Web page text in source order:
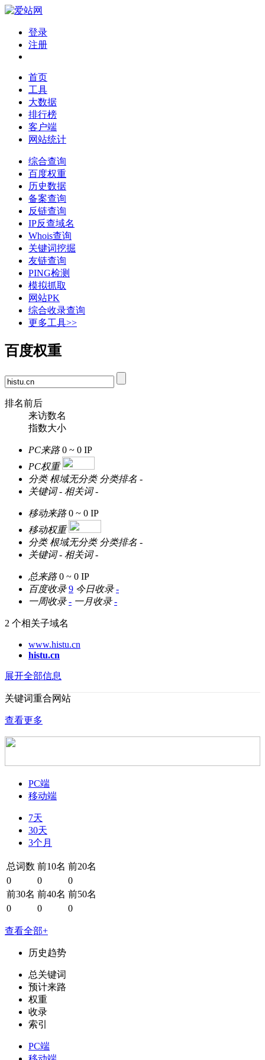
登录
注册
首页
工具
大数据
排行榜
客户端
网站统计
综合查询
百度权重
历史数据
备案查询
反链查询
IP反查域名
Whois查询
关键词挖掘
友链查询
PING检测
模拟抓取
网站PK
综合收录查询
更多工具>>
百度权重
排名前后
来访数名
指数大小
PC来路 0 ~ 0 IP
PC权重
分类 根域无分类 分类排名 -
关键词 - 相关词 -
移动来路 0 ~ 0 IP
移动权重
分类 根域无分类 分类排名 -
关键词 - 相关词 -
总来路 0 ~ 0 IP
百度收录 9 今日收录 -
一周收录 - 一月收录 -
2 个相关子域名
www.histu.cn
histu.cn
展开全部信息
关键词重合网站
查看更多
PC端
移动端
7天
30天
3个月
总词数 前10名 前20名
0
0
0
前30名 前40名 前50名
0
0 0
查看全部+
历史趋势
总关键词
预计来路
权重
收录
索引
PC端